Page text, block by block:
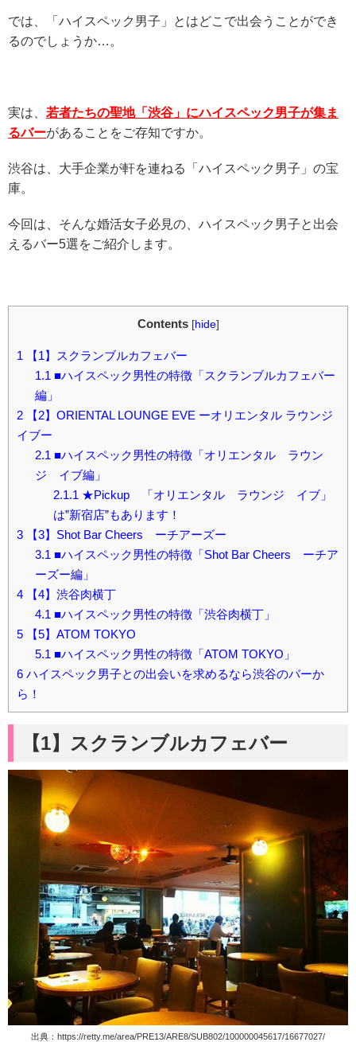
では、「ハイスペック男子」とはどこで出会うことができ
るのでしょうか…。
実は、 若者たちの聖地「渋谷」にハイスペック男子が集ま
るバーがあることをご存知ですか。
渋谷は、大手企業が軒を連ねる「ハイスペック男子」の宝
庫。
今回は、そんな婚活女子必見の、ハイスペック男子と出会
えるバー5選をご紹介します。
Contents [hide]
1 【1】スクランブルカフェバー
1.1 ■ハイスペック男性の特徴「スクランブルカフェバー
編」
2 【2】ORIENTAL LOUNGE EVE ーオリエンタル ラウンジ
イブー
2.1 ■ハイスペック男性の特徴「オリエンタル ラウン
ジ イブ編」
2.1.1 ★Pickup 「オリエンタル ラウンジ イブ」
は”新宿店”もあります！
3 【3】Shot Bar Cheers ーチアーズー
3.1 ■ハイスペック男性の特徴「Shot Bar Cheers ーチア
ーズー編」
4 【4】渋谷肉横丁
4.1 ■ハイスペック男性の特徴「渋谷肉横丁」
5 【5】ATOM TOKYO
5.1 ■ハイスペック男性の特徴「ATOM TOKYO」
6 ハイスペック男子との出会いを求めるなら渋谷のバーか
ら！
【1】スクランブルカフェバー
出典： https://retty.me/area/PRE13/ARE8/SUB802/100000045617/16677027/